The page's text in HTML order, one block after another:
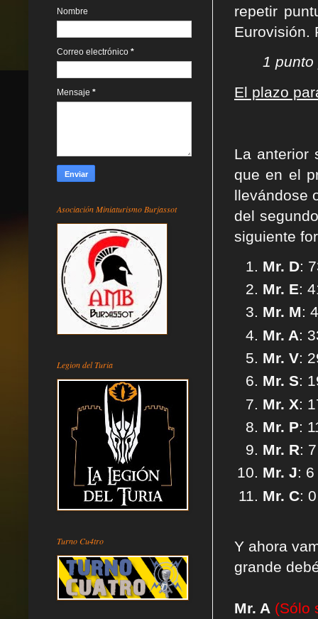
repetir
Eurovisión.
1 punto
El plazo
La anterior
que en el
llevándose
del
siguiente
Mr. D:
Mr. E:
Mr. M:
Mr. A:
Mr. V:
Mr. S:
Mr. X:
Mr. P:
Mr. R:
Mr. J:
Mr. C:
Y ahora
grande
Mr. A (Sólo
Nombre
Correo electrónico *
Mensaje *
Asociación Miniaturismo Burjassot
Legion del Turia
Turno Cu4tro